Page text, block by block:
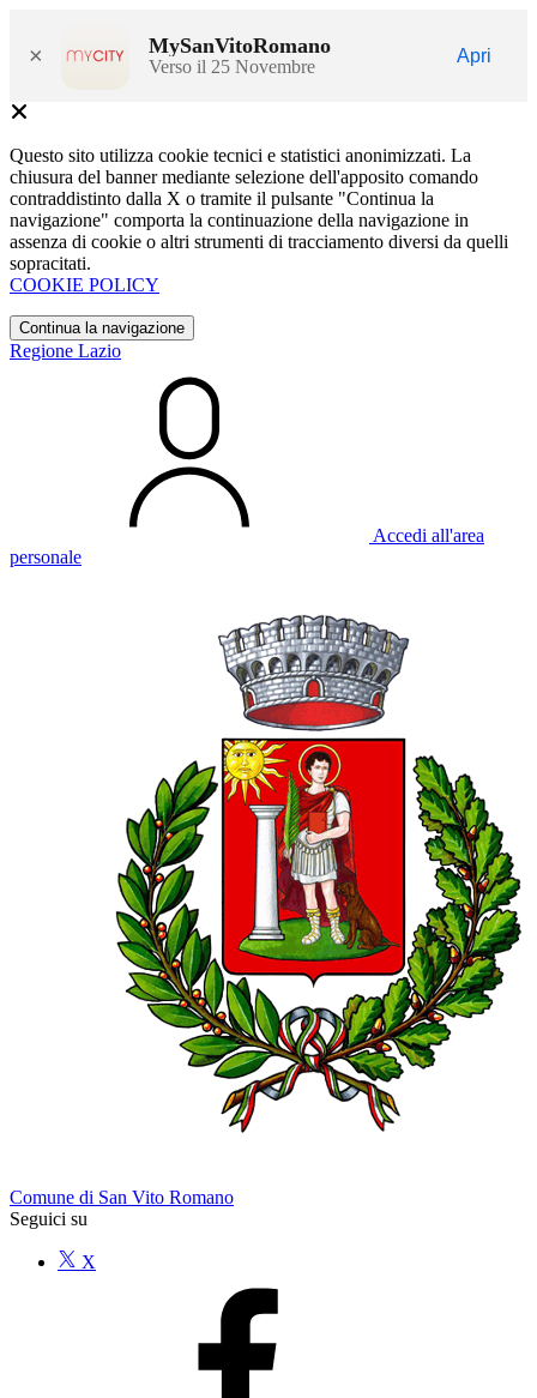
× MySanVitoRomano
Verso il 25 Novembre
Apri
Questo sito utilizza cookie tecnici e statistici anonimizzati. La
chiusura del banner mediante selezione dell'apposito comando
contraddistinto dalla X o tramite il pulsante "Continua la
navigazione" comporta la continuazione della navigazione in
assenza di cookie o altri strumenti di tracciamento diversi da quelli
sopracitati.
COOKIE POLICY
Continua la navigazione
Regione Lazio
Accedi all'area
personale
Comune di San Vito Romano
Seguici su
X